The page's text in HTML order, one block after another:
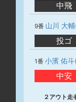
中飛
9番 山川 大
投ゴ
1番 小濱 佑斗
中安
２アウト走